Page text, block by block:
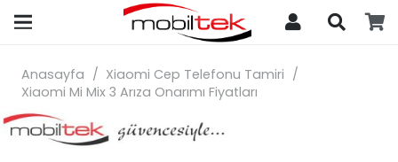
Anasayfa / Xiaomi Cep Telefonu Tamiri /
Xiaomi Mi Mix 3 Arıza Onarımı Fiyatları